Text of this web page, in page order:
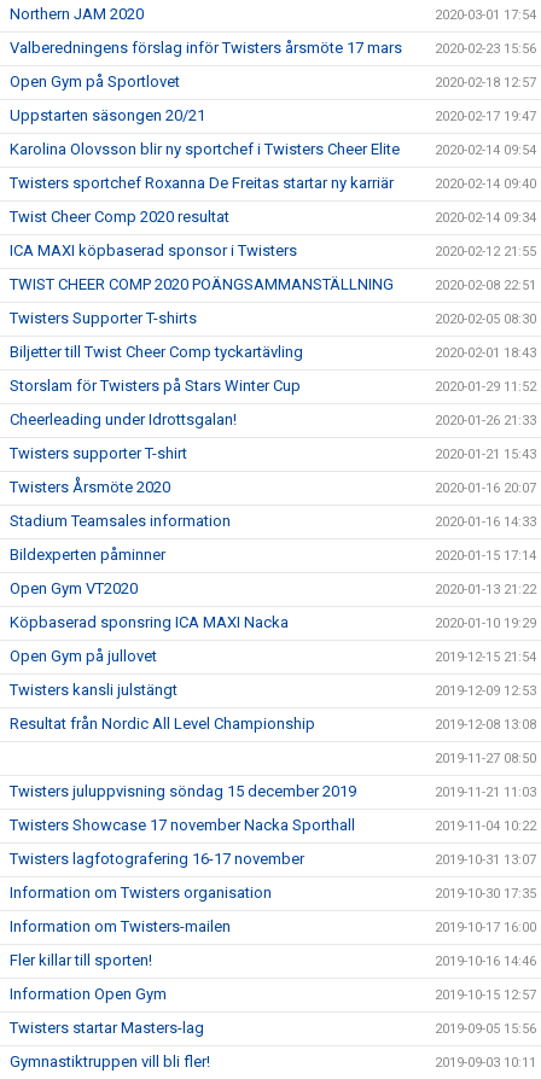
Northern JAM 2020 2020-03-01 17:54
Valberedningens förslag inför Twisters årsmöte 17 mars 2020-02-23 15:56
Open Gym på Sportlovet 2020-02-18 12:57
Uppstarten säsongen 20/21 2020-02-17 19:47
Karolina Olovsson blir ny sportchef i Twisters Cheer Elite 2020-02-14 09:54
Twisters sportchef Roxanna De Freitas startar ny karriär 2020-02-14 09:40
Twist Cheer Comp 2020 resultat 2020-02-14 09:34
ICA MAXI köpbaserad sponsor i Twisters 2020-02-12 21:55
TWIST CHEER COMP 2020 POÄNGSAMMANSTÄLLNING 2020-02-08 22:51
Twisters Supporter T-shirts 2020-02-05 08:30
Biljetter till Twist Cheer Comp tyckartävling 2020-02-01 18:43
Storslam för Twisters på Stars Winter Cup 2020-01-29 11:52
Cheerleading under Idrottsgalan! 2020-01-26 21:33
Twisters supporter T-shirt 2020-01-21 15:43
Twisters Årsmöte 2020 2020-01-16 20:07
Stadium Teamsales information 2020-01-16 14:33
Bildexperten påminner 2020-01-15 17:14
Open Gym VT2020 2020-01-13 21:22
Köpbaserad sponsring ICA MAXI Nacka 2020-01-10 19:29
Open Gym på jullovet 2019-12-15 21:54
Twisters kansli julstängt 2019-12-09 12:53
Resultat från Nordic All Level Championship 2019-12-08 13:08
2019-11-27 08:50
Twisters juluppvisning söndag 15 december 2019 2019-11-21 11:03
Twisters Showcase 17 november Nacka Sporthall 2019-11-04 10:22
Twisters lagfotografering 16-17 november 2019-10-31 13:07
Information om Twisters organisation 2019-10-30 17:35
Information om Twisters-mailen 2019-10-17 16:00
Fler killar till sporten! 2019-10-16 14:46
Information Open Gym 2019-10-15 12:57
Twisters startar Masters-lag 2019-09-05 15:56
Gymnastiktruppen vill bli fler! 2019-09-03 10:11